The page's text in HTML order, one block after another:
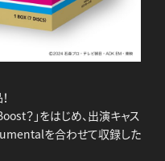
？」をはじめ、出演キャス
を合わせて収録した